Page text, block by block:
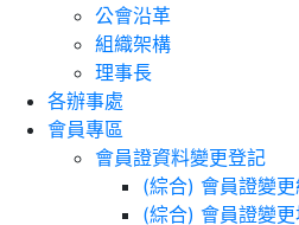
公會沿革
組織架構
理事長
各辦事處
會員專區
會員證資料變更登記
(綜合) 會員證變
(綜合) 會員證變